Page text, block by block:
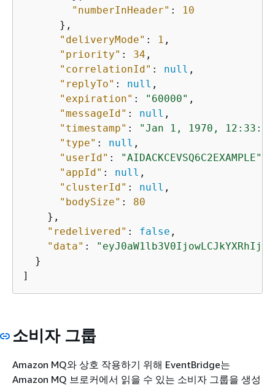
"numberInHeader" :
10
      },
"deliveryMode" : 1 ,
"priority" : 34 ,
"correlationId" : null ,
"replyTo" : null ,
"expiration" : "60000" ,
"messageId" : null ,
"timestamp" :
"Jan 1, 1970, 12:33:41
"type" : null ,
"userId" : "AIDACKCEVSQ6C2EXAMPLE"
"appId" : null ,
"clusterId" : null ,
"bodySize" : 80
    },
"redelivered" : false ,
"data" :
  }
]
소비자 그룹
Amazon MQ와 상호 작용하기 위해 EventBridge는
Amazon MQ 브로커에서 읽을 수 있는 소비자 그룹을 생성